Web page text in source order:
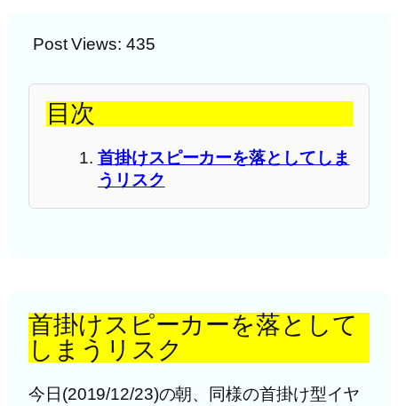
Post Views: 435
目次
首掛けスピーカーを落としてしま
うリスク
首掛けスピーカーを落として
しまうリスク
今日(2019/12/23)の朝、同様の首掛け型イヤ